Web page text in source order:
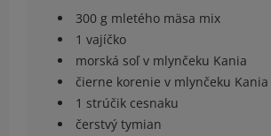
300 g mletého mäsa mix
1 vajíčko
morská soľ v mlynčeku Kania
čierne korenie v mlynčeku Kania
1 strúčik cesnaku
čerstvý tymian